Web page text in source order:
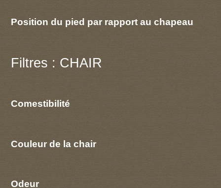
Position du pied par rapport au chapeau
Filtres : CHAIR
Comestibilité
Couleur de la chair
Odeur